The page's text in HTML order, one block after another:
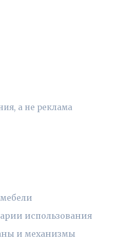
а не реклама
использования
и механизмы